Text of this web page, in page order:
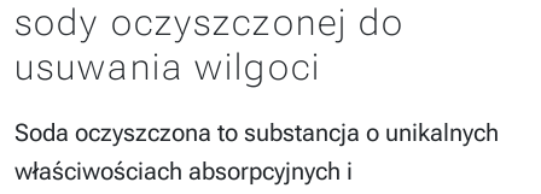
sody oczyszczonej do
usuwania wilgoci
Soda oczyszczona to substancja o unikalnych
właściwościach absorpcyjnych i